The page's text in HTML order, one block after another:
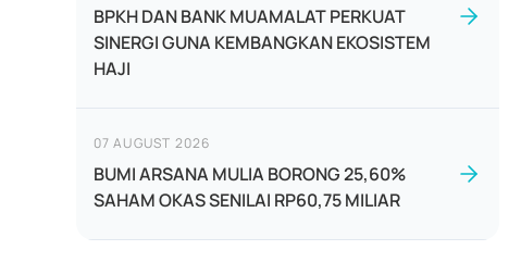
BPKH DAN BANK MUAMALAT PERKUAT
SINERGI GUNA KEMBANGKAN EKOSISTEM
HAJI
07 AUGUST 2026
BUMI ARSANA MULIA BORONG 25,60%
SAHAM OKAS SENILAI RP60,75 MILIAR